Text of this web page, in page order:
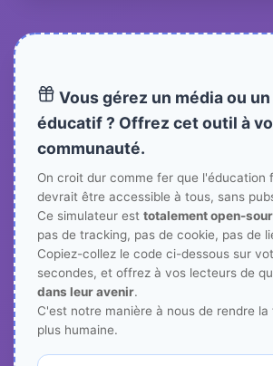
Vous gérez un média ou
éducatif ? Offrez cet outil à
communauté.
On croit dur comme fer que l'éducation
devrait être accessible à tous, sans
Ce simulateur est totalement open-
pas de tracking, pas de cookie, pas de
Copiez-collez le code ci-dessous sur
secondes, et offrez à vos lecteurs de
dans leur avenir.
C'est notre manière à nous de rendre la
plus humaine.